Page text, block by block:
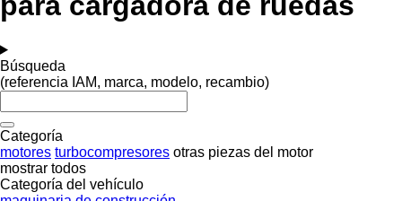
Búsqueda
(referencia IAM, marca, modelo, recambio)
Categoría
motores turbocompresores otras piezas del motor
mostrar todos
Categoría del vehículo